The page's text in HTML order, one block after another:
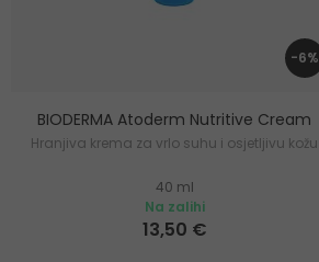
-6%
BIODERMA Atoderm Nutritive Cream
Hranjiva krema za vrlo suhu i osjetljivu kožu
40 ml
Na zalihi
13,50 €